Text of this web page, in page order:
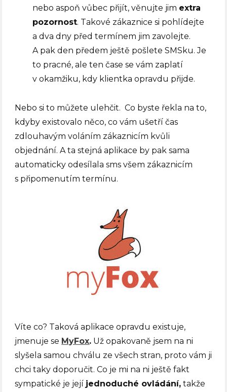
nebo aspoň vůbec přijít, věnujte jim extra
pozornost. Takové zákaznice si pohlídejte
a dva dny před termínem jim zavolejte.
A pak den předem ještě pošlete SMSku. Je
to pracné, ale ten čase se vám zaplatí
v okamžiku, kdy klientka opravdu přijde.
Nebo si to můžete ulehčit. Co byste řekla na to,
kdyby existovalo něco, co vám ušetří čas
zdlouhavým voláním zákaznicím kvůli
objednání. A ta stejná aplikace by pak sama
automaticky odesílala sms všem zákaznicím
s připomenutím termínu.
Víte co? Taková aplikace opravdu existuje,
jmenuje se MyFox. Už opakovaně jsem na ni
slyšela samou chválu ze všech stran, proto vám ji
chci taky doporučit. Co je mi na ni ještě fakt
sympatické je její jednoduché ovládání, takže